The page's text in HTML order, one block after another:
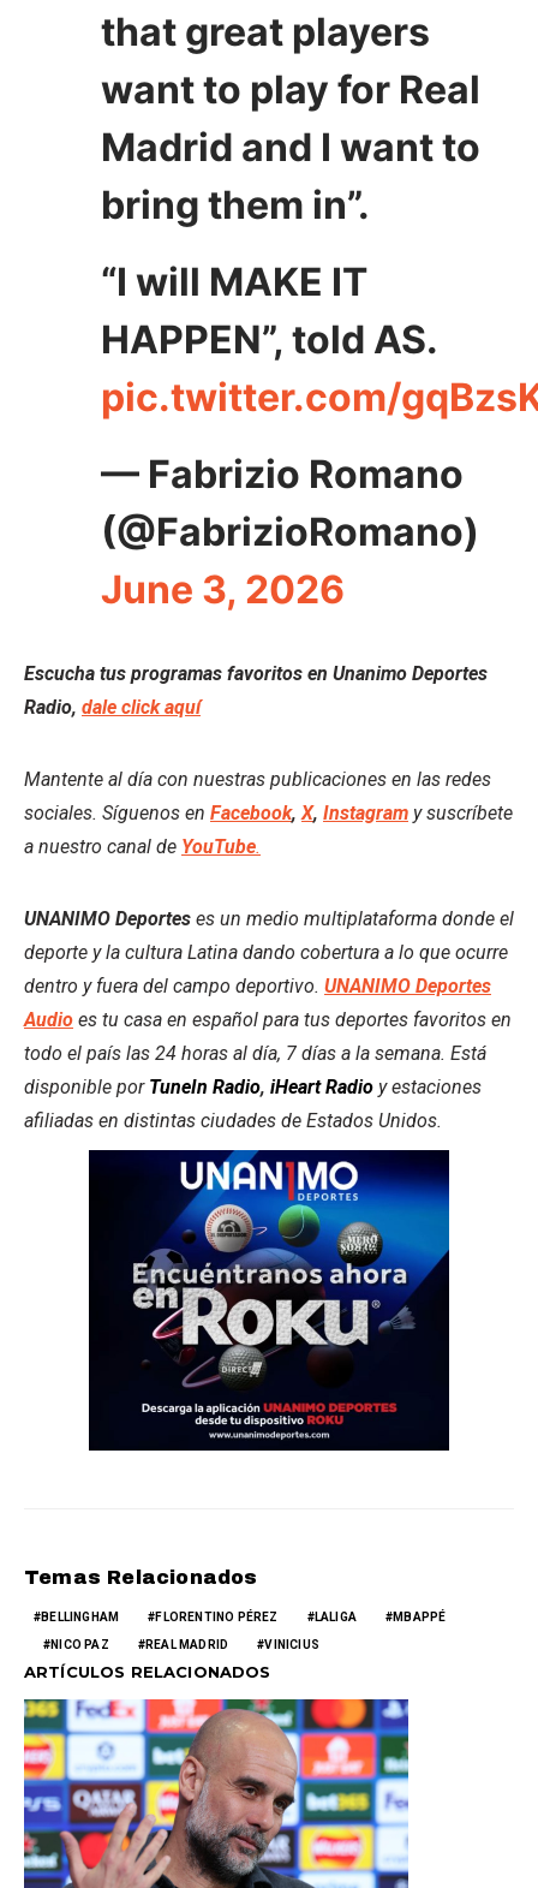
that great players
want to play for Real
Madrid and I want to
bring them in”.
“I will MAKE IT
HAPPEN”, told AS.
pic.twitter.com/
— Fabrizio Romano
(@FabrizioRomano)
June 3, 2026
Escucha tus programas favoritos en Unanimo Deportes
Radio, dale click aquí
Mantente al día con nuestras publicaciones en las redes
sociales. Síguenos en Facebook,X, Instagram y suscríbete
a nuestro canal de YouTube.
UNANIMO Deportes es un medio multiplataforma donde el
deporte y la cultura Latina dando cobertura a lo que ocurre
dentro y fuera del campo deportivo. UNANIMO Deportes
Audio es tu casa en español para tus deportes favoritos en
todo el país las 24 horas al día, 7 días a la semana. Está
disponible por TuneIn Radio, iHeart Radio y estaciones
afiliadas en distintas ciudades de Estados Unidos.
Temas Relacionados
BELLINGHAM FLORENTINO PÉREZ LALIGA MBAPPÉ
NICO PAZ REAL MADRID VINICIUS
ARTÍCULOS RELACIONADOS